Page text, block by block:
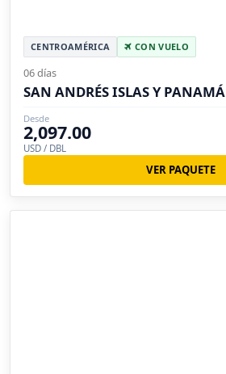
CENTROAMÉRICA CON VUELO
06 días
SAN ANDRÉS ISLAS Y PANAMÁ
Desde
2,097.00
USD / DBL
VER PAQUETE